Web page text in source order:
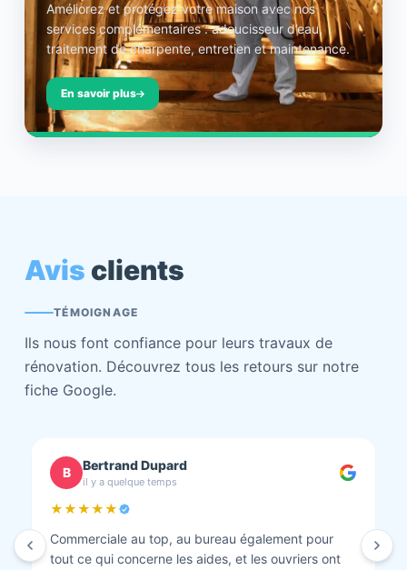
Améliorez et protégez votre maison avec nos
services complémentaires : adoucisseur d’eau,
traitement de charpente, entretien et maintenance.
En savoir plus
Avis clients
TÉMOIGNAGE
Ils nous font confiance pour leurs travaux de
rénovation. Découvrez tous les retours sur notre
fiche Google.
C chantal BOURBONNAIS
il y a quelque temps
★★★★★
Isolation combles et rénovation façade réalisés.
Travaux bien faits. Personnel au top minutieux et